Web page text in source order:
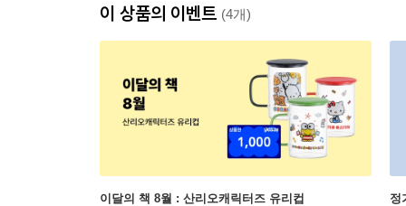
이 상품의 이벤트 (4개)
이달의 책 8월 : 산리오캐릭터즈 유리컵 정